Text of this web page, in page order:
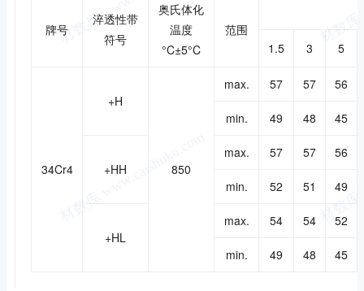
牌号
淬透性带
符号
奥氏体化
温度
°C±5°C
范围
1.5
3 5
34Cr4
+H
850
max. 57 57 56
min. 49 48 45
+HH
max. 57 57 56
min. 52 51 49
+HL
max. 54 54 52
min. 49 48 45